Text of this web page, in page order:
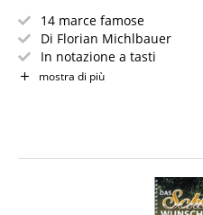
14 marce famose
Di Florian Michlbauer
In notazione a tasti
Livello di difficoltà: 5
Registrazione in
32 pagine, formato A4,
mostra di più